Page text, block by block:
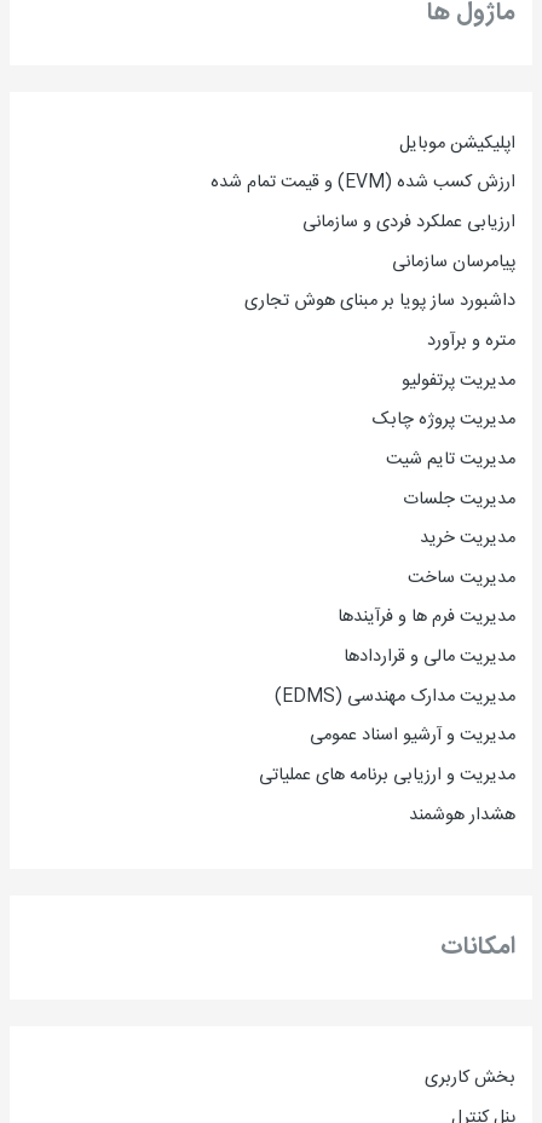
ماژول ها
اپلیکیشن موبایل
ارزش کسب شده (EVM) و قیمت تمام شده
ارزیابی عملکرد فردی و سازمانی
پیامرسان سازمانی
داشبورد ساز پویا بر مبنای هوش تجاری
متره و برآورد
مدیریت پرتفولیو
مدیریت پروژه چابک
مدیریت تایم شیت
مدیریت جلسات
مدیریت خرید
مدیریت ساخت
مدیریت فرم ها و فرآیندها
مدیریت مالی و قراردادها
مدیریت مدارک مهندسی (EDMS)
مدیریت و آرشیو اسناد عمومی
مدیریت و ارزیابی برنامه های عملیاتی
هشدار هوشمند
امکانات
بخش کاربری